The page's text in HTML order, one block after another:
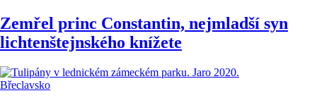
Zemřel princ Constantin, nejmladší syn
lichtenštejnského knížete
Břeclavsko